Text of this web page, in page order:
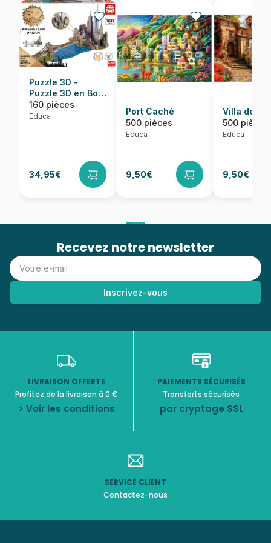
Puzzle 3D -
Puzzle 3D en Bois
- Brooklyn Bridge,
Manhattan Dream
160 pièces
Educa
34,95€
Port Caché
500 pièces
Educa
9,50€
Villa de la
500 pièces
Educa
9,50€
Recevez notre newsletter
LIVRAISON OFFERTE
Profitez de la livraison à 0 €
> Voir les conditions
PAIEMENTS SÉCURISÉS
Transferts sécurisés
par cryptage SSL
SERVICE CLIENT
Contactez-nous